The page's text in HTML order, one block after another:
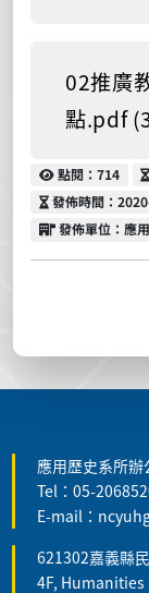
02推廣
點.pdf
點閱
點閱：714
發佈時間
發佈時間：
發佈單位
發佈單位：應
應用歷史系所辦
Tel：05-
E-mail：
621302嘉義縣
4F,